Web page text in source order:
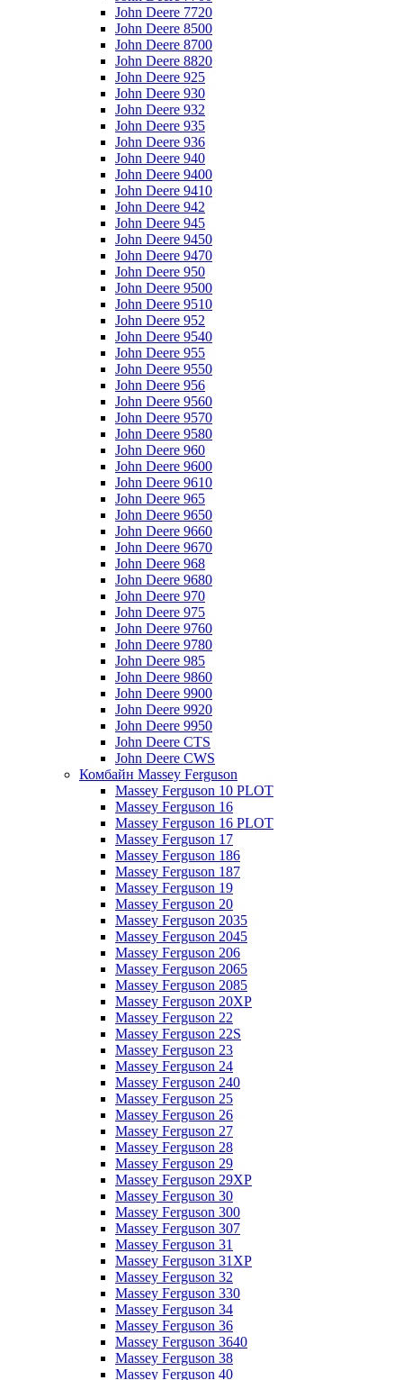
John Deere 7720
John Deere 8500
John Deere 8700
John Deere 8820
John Deere 925
John Deere 930
John Deere 932
John Deere 935
John Deere 936
John Deere 940
John Deere 9400
John Deere 9410
John Deere 942
John Deere 945
John Deere 9450
John Deere 9470
John Deere 950
John Deere 9500
John Deere 9510
John Deere 952
John Deere 9540
John Deere 955
John Deere 9550
John Deere 956
John Deere 9560
John Deere 9570
John Deere 9580
John Deere 960
John Deere 9600
John Deere 9610
John Deere 965
John Deere 9650
John Deere 9660
John Deere 9670
John Deere 968
John Deere 9680
John Deere 970
John Deere 975
John Deere 9760
John Deere 9780
John Deere 985
John Deere 9860
John Deere 9900
John Deere 9920
John Deere 9950
John Deere CTS
John Deere CWS
Комбайн Massey Ferguson
Massey Ferguson 10 PLOT
Massey Ferguson 16
Massey Ferguson 16 PLOT
Massey Ferguson 17
Massey Ferguson 186
Massey Ferguson 187
Massey Ferguson 19
Massey Ferguson 20
Massey Ferguson 2035
Massey Ferguson 2045
Massey Ferguson 206
Massey Ferguson 2065
Massey Ferguson 2085
Massey Ferguson 20XP
Massey Ferguson 22
Massey Ferguson 22S
Massey Ferguson 23
Massey Ferguson 24
Massey Ferguson 240
Massey Ferguson 25
Massey Ferguson 26
Massey Ferguson 27
Massey Ferguson 28
Massey Ferguson 29
Massey Ferguson 29XP
Massey Ferguson 30
Massey Ferguson 300
Massey Ferguson 307
Massey Ferguson 31
Massey Ferguson 31XP
Massey Ferguson 32
Massey Ferguson 330
Massey Ferguson 34
Massey Ferguson 36
Massey Ferguson 3640
Massey Ferguson 38
Massey Ferguson 40